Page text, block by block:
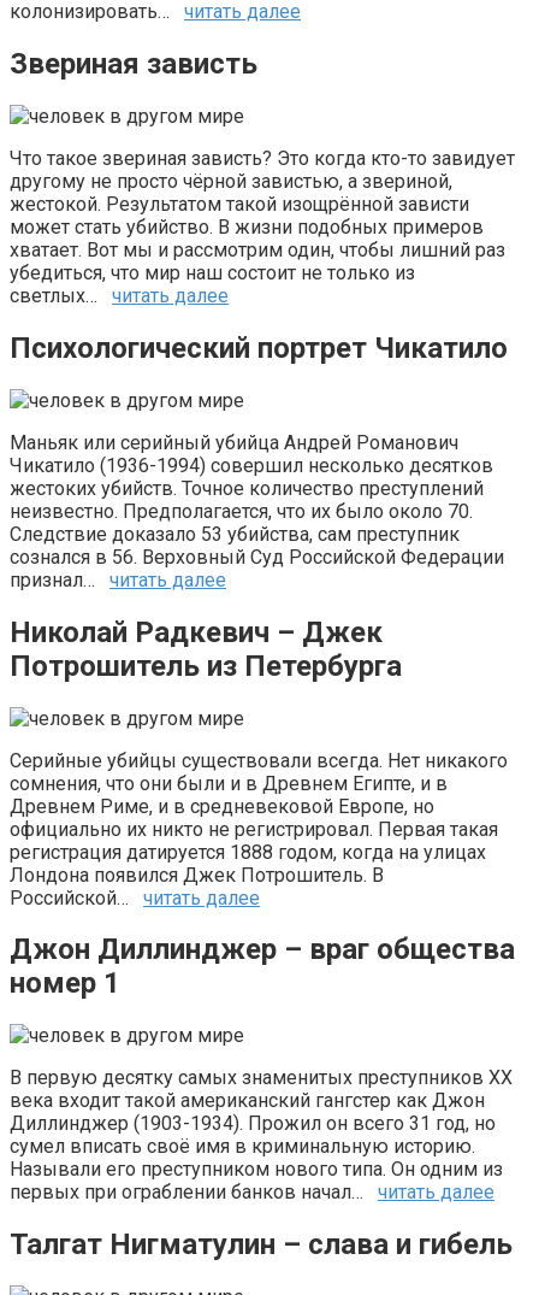
колонизировать… читать далее
Звериная зависть
Что такое звериная зависть? Это когда кто-то завидует
другому не просто чёрной завистью, а звериной,
жестокой. Результатом такой изощрённой зависти
может стать убийство. В жизни подобных примеров
хватает. Вот мы и рассмотрим один, чтобы лишний раз
убедиться, что мир наш состоит не только из
светлых… читать далее
Психологический портрет Чикатило
Маньяк или серийный убийца Андрей Романович
Чикатило (1936-1994) совершил несколько десятков
жестоких убийств. Точное количество преступлений
неизвестно. Предполагается, что их было около 70.
Следствие доказало 53 убийства, сам преступник
сознался в 56. Верховный Суд Российской Федерации
признал… читать далее
Николай Радкевич – Джек
Потрошитель из Петербурга
Серийные убийцы существовали всегда. Нет никакого
сомнения, что они были и в Древнем Египте, и в
Древнем Риме, и в средневековой Европе, но
официально их никто не регистрировал. Первая такая
регистрация датируется 1888 годом, когда на улицах
Лондона появился Джек Потрошитель. В
Российской… читать далее
Джон Диллинджер – враг общества
номер 1
В первую десятку самых знаменитых преступников XX
века входит такой американский гангстер как Джон
Диллинджер (1903-1934). Прожил он всего 31 год, но
сумел вписать своё имя в криминальную историю.
Называли его преступником нового типа. Он одним из
первых при ограблении банков начал… читать далее
Талгат Нигматулин – слава и гибель